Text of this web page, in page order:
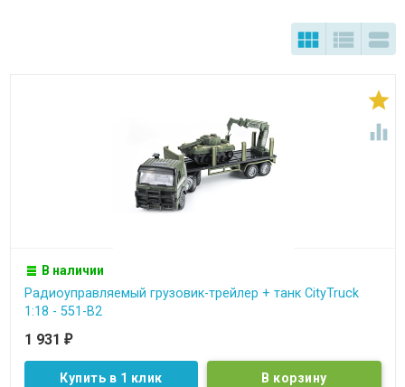
  


В наличии
Радиоуправляемый грузовик-трейлер + танк CityTruck
1:18 - 551-B2
1 931 ₽
Купить в 1 клик